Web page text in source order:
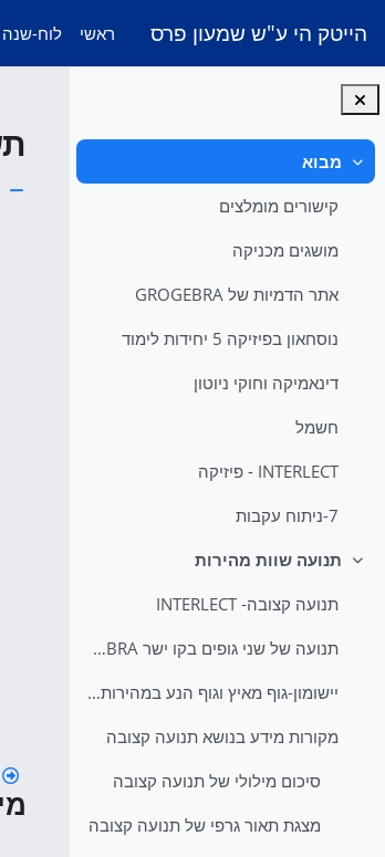
הייטק הי ע"ש שמעון פרס ראשי לוח-שנה
צמצום
מבוא
קישורים מומלצים
מושגים מכניקה
אתר הדמיות של GROGEBRA
נוסחאון בפיזיקה 5 יחידות לימוד
דינאמיקה וחוקי ניוטון
חשמל
INTERLECT - פיזיקה
7-ניתוח עקבות
צמצום
תנועה שוות מהירות
תנועה קצובה- INTERLECT
תנועה של שני גופים בקו ישר GEOGEBRA
יישומון-גוף מאיץ וגוף הנע במהירות קבועה
מקורות מידע בנושא תנועה קצובה
סיכום מילולי של תנועה קצובה
מצגת תאור גרפי של תנועה קצובה